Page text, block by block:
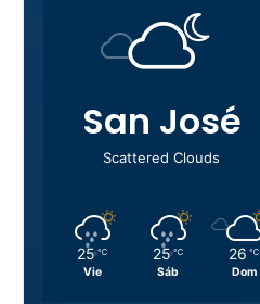
San José
Scattered Clouds
25 ℃
Vie
25 ℃
Sáb
26 ℃
Dom